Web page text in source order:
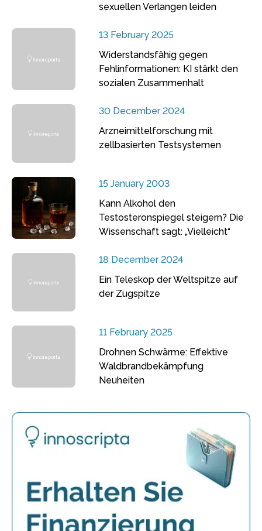
sexuellen Verlangen leiden
13 February 2025
Widerstandsfähig gegen
Fehlinformationen: KI stärkt den
sozialen Zusammenhalt
30 December 2024
Arzneimittelforschung mit
zellbasierten Testsystemen
15 January 2003
Kann Alkohol den
Testosteronspiegel steigern? Die
Wissenschaft sagt: „Vielleicht“
18 December 2024
Ein Teleskop der Weltspitze auf
der Zugspitze
11 February 2025
Drohnen Schwärme: Effektive
Waldbrandbekämpfung
Neuheiten